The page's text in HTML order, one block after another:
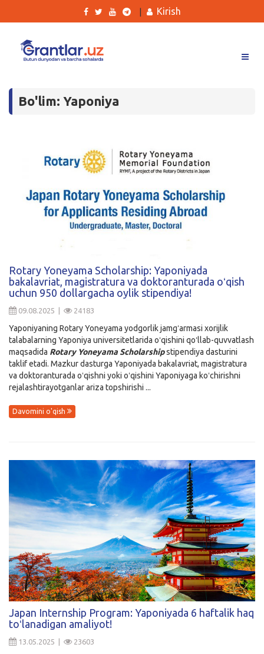
Tanlovlar
Kurslar
Yana
Kirish
Kirish
Bo'lim: Yaponiya
Rotary Yoneyama Scholarship: Yaponiyada
bakalavriat, magistratura va doktoranturada oʻqish
uchun 950 dollargacha oylik stipendiya!
09.08.2025 | 24183
Yaponiyaning Rotary Yoneyama yodgorlik jamgʻarmasi xorijlik
talabalarning Yaponiya universitetlarida oʻqishini qoʻllab-quvvatlash
maqsadida Rotary Yoneyama Scholarshipstipendiya dasturini
taklif etadi. Mazkur dasturga Yaponiyada bakalavriat, magistratura
va doktoranturada oʻqishni yoki oʻqishini Yaponiyaga koʻchirishni
rejalashtirayotganlar ariza topshirishi ...
Davomini o'qish
Japan Internship Program: Yaponiyada 6 haftalik haq
toʻlanadigan amaliyot!
13.05.2025 | 23603